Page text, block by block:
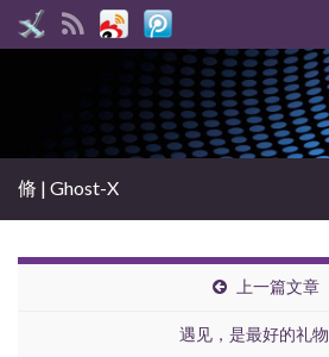
Search for:
脩 | Ghost-X
上一篇文章
遇见，是最好的礼物